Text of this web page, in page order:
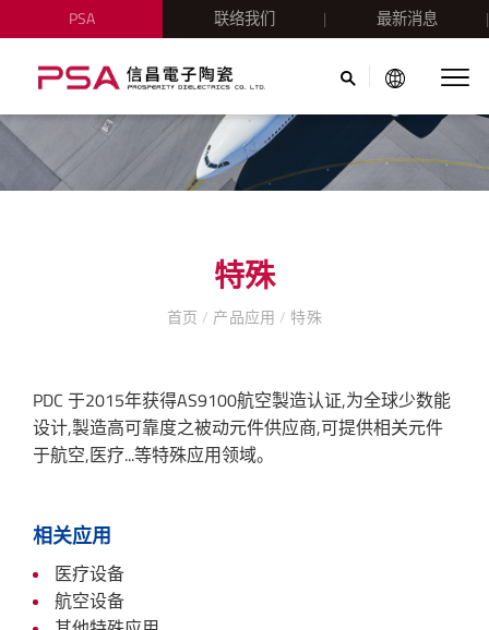
PSA 联络我们 最新消息
特殊
首页 / 产品应用 / 特殊
PDC 于2015年获得AS9100航空製造认证,为全球少数能
设计,製造高可靠度之被动元件供应商,可提供相关元件
于航空,医疗...等特殊应用领域。
相关应用
医疗设备
航空设备